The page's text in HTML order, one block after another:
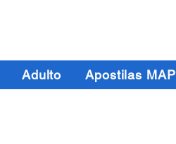
Adulto Apostilas MAP